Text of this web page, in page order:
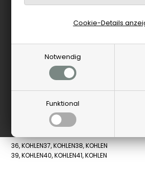
Notwendig
Funktional
Cookie-Details
Niedriger Stiefel - Anthrazit
36, KOHLEN37, KOHLEN38, KOHLEN
39, KOHLEN40, KOHLEN41, KOHLEN